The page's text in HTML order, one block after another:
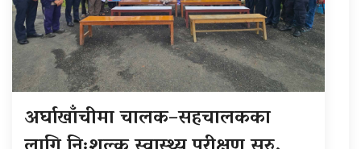
अर्घाखाँचीमा चालक–सहचालकका